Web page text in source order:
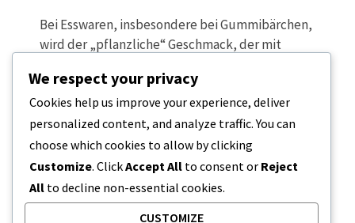
Bei Esswaren, insbesondere bei Gummibärchen,
wird der „pflanzliche“ Geschmack, der mit
oft nicht überdeckt. Einige…
2 MINUTEN LESEZEIT 2. FEBRUAR 2024
We respect your privacy
Cookies help us improve your experience, deliver
personalized content, and analyze traffic. You can
choose which cookies to allow by clicking
Customize. ClickAccept All to consent or Reject
All to decline non-essential cookies.
CUSTOMIZE